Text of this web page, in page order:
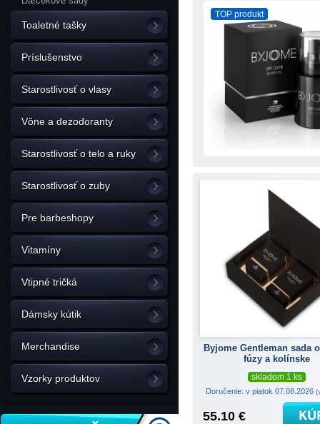
Toaletné tašky
Príslušenstvo
Starostlivosť o vlasy
Vône a dezodoranty
Starostlivosť o telo a ruky
Starostlivosť o zuby
Pre barbeshopy
Vitamíny
Vtipné tričká
Dámsky kútik
Merchandise
Vzorky produktov
TOP produkt
Byjome Gentleman sada
fúzy a kolínske
skladom 1 ks
Doručenie: v piatok 07.08.2026
55.10 €